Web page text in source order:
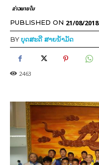
ຂ່າວພາຍ​ໃນ
PUBLISHED ON 21/08/2018
BYບຸດສະດີ ສາຍນ້ຳມັດ
2463